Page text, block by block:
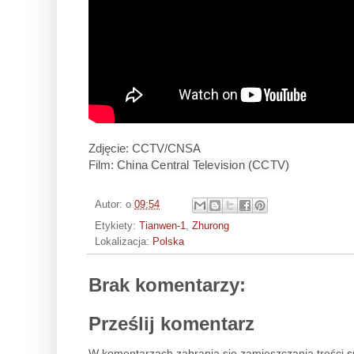
Zdjęcie: CCTV/CNSA
Film: China Central Television (CCTV)
Autor: o 09:54
Etykiety:
Tianwen-1, Zhurong
Lokalizacja: Polska
Brak komentarzy:
Prześlij komentarz